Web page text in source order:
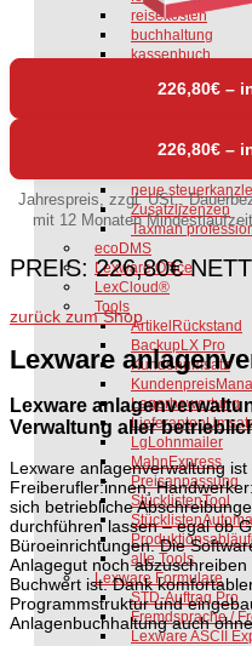
reisekosten
buchhaltung
kassenbuch
faktura / wawi
financial office
neue
Zusatzlizenzen
Taxman
ecoDMS
Lexware Office
LexCloud®
Tools
ArtikelRückstand
BackupLX Pro
Kundenumsatz
Lagerbewertung
LgLohnmailer
MahnExpress
Preisanpassung
StücklistenTool
alle Tools
Lexware Formulare
STD-Auftrag Pro
Fremdsprache /
Lexware ASCII
226,80€ –
Jahrespreis, zzgl. USt.,
mit 12 Monaten
PREIS:226,80€
zurück zum Shop
Lexware
Lexware
Verwaltung aller
Lexware anlagenverwaltung
Freiberufler:innen,
sich betriebliche
durchführen lassen – egal ob
Büroeinrichtungen. Die
Anlagegut noch
Buchwert ist. Dank
Programmstruktur und
Anlagenbuchhaltung auch